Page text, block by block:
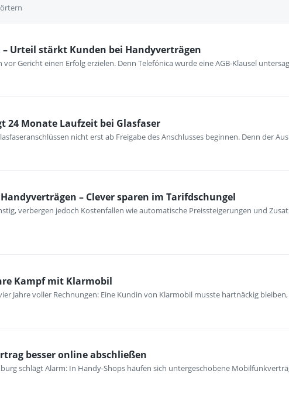
– Urteil stärkt Kunden bei Handyverträgen
Gericht einen Erfolg erzielen. Denn Telefónica wurde eine AGB-Klausel
24 Monate Laufzeit bei Glasfaser
nicht erst ab Freigabe des Anschlusses beginnen. Denn der
– Clever sparen im Tarifdschungel
verbergen jedoch Kostenfallen wie automatische Preissteigerungen und
Kampf mit Klarmobil
Jahre voller Rechnungen: Eine Kundin von Klarmobil musste hartnäckig
besser online abschließen
schlägt Alarm: In Handy-Shops häufen sich untergeschobene